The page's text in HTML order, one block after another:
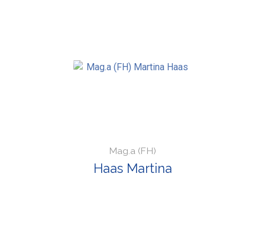
Mag.a (FH)
Haas Martina